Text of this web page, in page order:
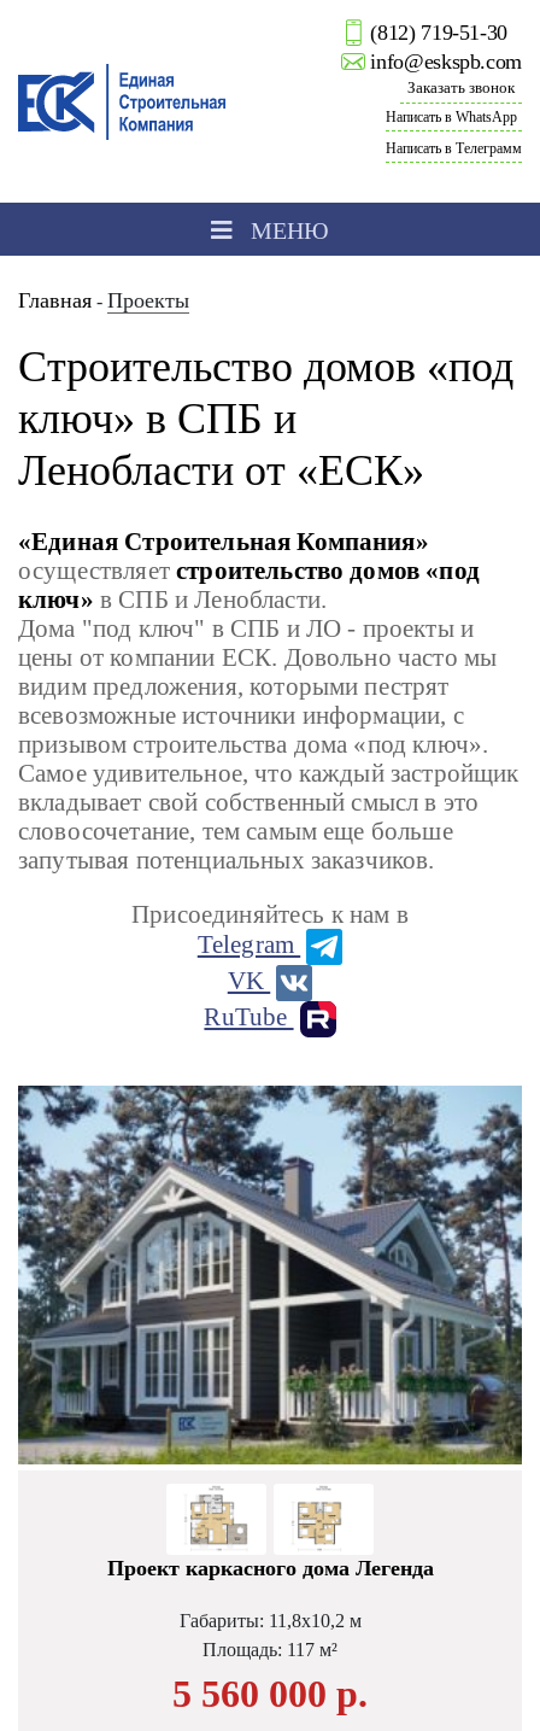
(812) 719-51-30
info@eskspb.com
Заказать звонок
Написать в WhatsApp
Написать в Телеграмм
МЕНЮ
Главная - Проекты
Строительство домов «под
ключ» в СПБ и
Ленобласти от «ЕСК»
«Единая Строительная Компания»
осуществляетстроительство домов «под
ключ» в СПБ и Ленобласти.
Дома "под ключ" в СПБ и ЛО - проекты и
цены от компании ЕСК. Довольно часто мы
видим предложения, которыми пестрят
всевозможные источники информации, с
призывом строительства дома «под ключ».
Самое удивительное, что каждый застройщик
вкладывает свой собственный смысл в это
словосочетание, тем самым еще больше
запутывая потенциальных заказчиков.
Присоединяйтесь к нам в
Telegram
VK
RuTube
Проект каркасного дома Легенда
Габариты: 11,8х10,2 м
Площадь: 117 м²
5 560 000 р.